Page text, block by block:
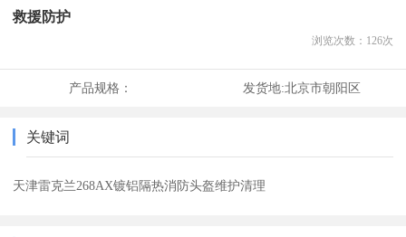
救援防护
浏览次数： 126次
产品规格： 发货地:北京市朝阳区
关键词
天津雷克兰268AX镀铝隔热消防头盔维护清理